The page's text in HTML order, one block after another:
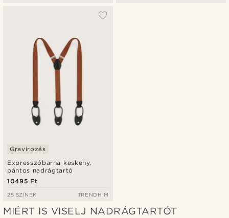
Expresszóbarna keskeny,
pántos nadrágtartó
Gravírozás
10495 Ft
25 SZÍNEK TRENDHIM
MIÉRT IS VISELJ NADRÁGTARTÓT